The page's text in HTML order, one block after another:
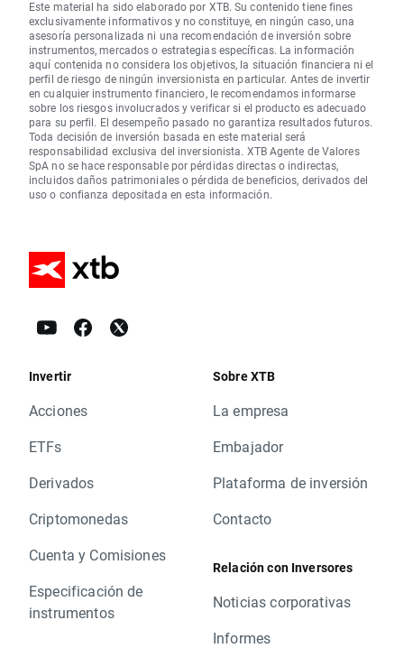
Este material ha sido elaborado por XTB. Su contenido tiene fines
exclusivamente informativos y no constituye, en ningún caso, una
asesoría personalizada ni una recomendación de inversión sobre
instrumentos, mercados o estrategias específicas. La información
aquí contenida no considera los objetivos, la situación financiera ni el
perfil de riesgo de ningún inversionista en particular. Antes de invertir
en cualquier instrumento financiero, le recomendamos informarse
sobre los riesgos involucrados y verificar si el producto es adecuado
para su perfil. El desempeño pasado no garantiza resultados futuros.
Toda decisión de inversión basada en este material será
responsabilidad exclusiva del inversionista. XTB Agente de Valores
SpA no se hace responsable por pérdidas directas o indirectas,
incluidos daños patrimoniales o pérdida de beneficios, derivados del
uso o confianza depositada en esta información.
Invertir
Acciones
ETFs
Derivados
Criptomonedas
Cuenta y Comisiones
Especificación de
instrumentos
Sobre XTB
La empresa
Embajador
Plataforma de inversión
Contacto
Relación con Inversores
Noticias corporativas
Informes